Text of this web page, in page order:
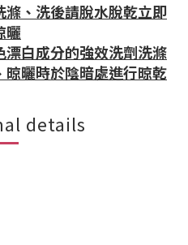
、洗後請脫水脫乾立即
曬
白成分的強效洗劑洗滌
曬時於陰暗處進行晾乾
details